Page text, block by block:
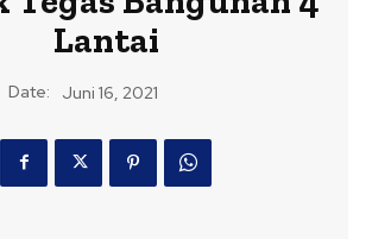
Lantai
Date: Juni 16, 2021